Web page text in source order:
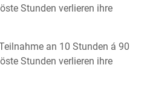
Stunden verlieren ihre
an 10 Stunden á 90
Stunden verlieren ihre